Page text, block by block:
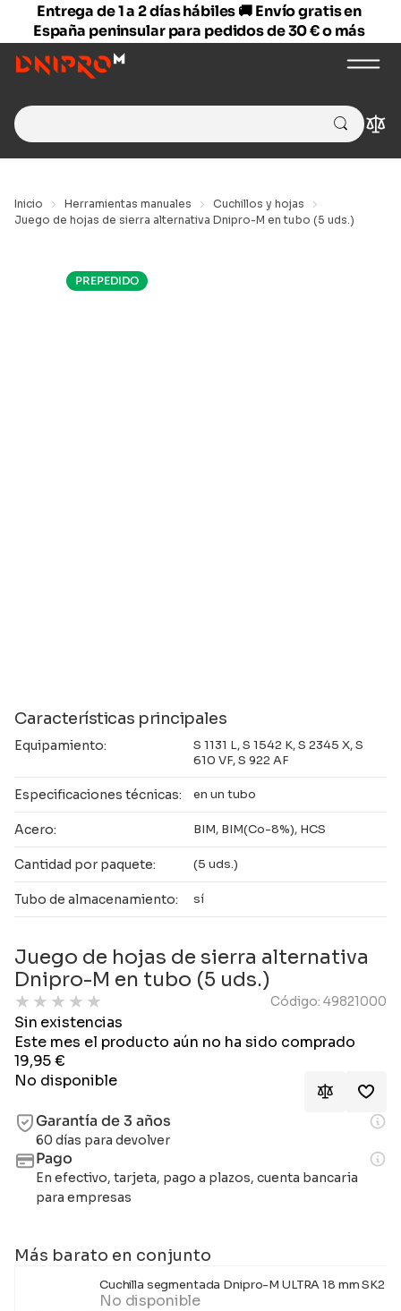
Entrega de 1 a 2 días hábiles 🚚 Envío gratis en
España peninsular para pedidos de 30 € o más
Search
for:
Inicio Herramientas manuales
Cuchillos y hojas
Juego de hojas de sierra alternativa Dnipro-M en tubo (5 uds.)
PREPEDIDO
Características principales
Equipamiento:
S 1131 L, S 1542 K, S 2345 X, S
610 VF, S 922 AF
Especificaciones técnicas: en un tubo
Acero: BIM, BIM(Co-8%), HCS
Cantidad por paquete: (5 uds.)
Tubo de almacenamiento: sí
Juego de hojas de sierra alternativa
Dnipro-M en tubo (5 uds.)
★ ★ ★ ★ ★ Código: 49821000
Sin existencias
Este mes el producto aún no ha sido comprado
19,95€
No disponible
Garantía de 3 años
60 días para devolver
Pago
En efectivo, tarjeta, pago a plazos, cuenta bancaria
para empresas
Más barato en conjunto
Cuchilla segmentada Dnipro-M ULTRA 18 mm SK2
No disponible